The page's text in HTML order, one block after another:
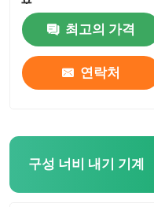
직물 건조 기계
구성 열 고정 시간
직물 완성 가공기
텐터 프레임 기계
폭
최고의 가격
연락처
구성 너비 내기 기계